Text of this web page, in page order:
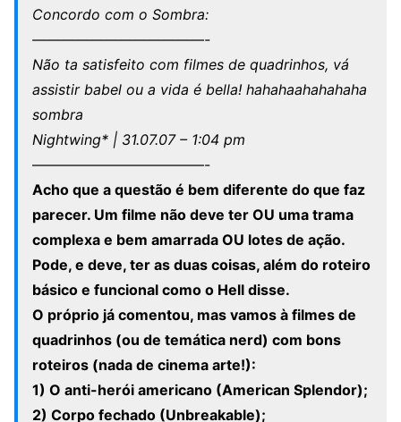
Concordo com o Sombra:
————————————-
Não ta satisfeito com filmes de quadrinhos, vá
assistir babel ou a vida é bella! hahahaahahahaha
sombra
Nightwing* | 31.07.07 – 1:04 pm
————————————-
Acho que a questão é bem diferente do que faz
parecer. Um filme não deve ter OU uma trama
complexa e bem amarrada OU lotes de ação.
Pode, e deve, ter as duas coisas, além do roteiro
básico e funcional como o Hell disse.
O próprio já comentou, mas vamos à filmes de
quadrinhos (ou de temática nerd) com bons
roteiros (nada de cinema arte!):
1) O anti-herói americano (American Splendor);
2) Corpo fechado (Unbreakable);